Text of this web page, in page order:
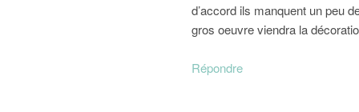
d’accord ils manquent un peu
gros oeuvre viendra la
Répondre